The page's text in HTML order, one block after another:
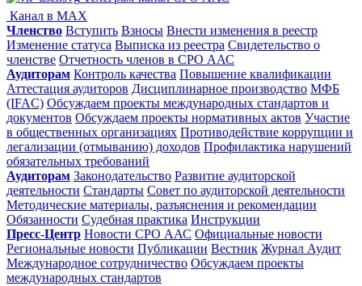
Канал в MAX
Членство Вступить Взносы Внести изменения в реестр
Изменение статуса Выписка из реестра Свидетельство о
членстве Отчетность членов в СРО ААС
Аудиторам Контроль качества Повышение квалификации
Аттестация аудиторов Дисциплинарное производство МФБ
(IFAC) Обсуждаем проекты международных стандартов и
документов Обсуждаем проекты нормативных актов Участие
в общественных организациях Противодействие коррупции и
легализации (отмыванию) доходов Профилактика нарушений
обязательных требований
Аудиторам Законодательство Развитие аудиторской
деятельности Стандарты Совет по аудиторской деятельности
Методические материалы, разъяснения и рекомендации
Обязанности Судебная практика Инструкции
Пресс-Центр Новости СРО ААС Официальные новости
Региональные новости Публикации Вестник Журнал Аудит
Международное сотрудничество Обсуждаем проекты
международных стандартов